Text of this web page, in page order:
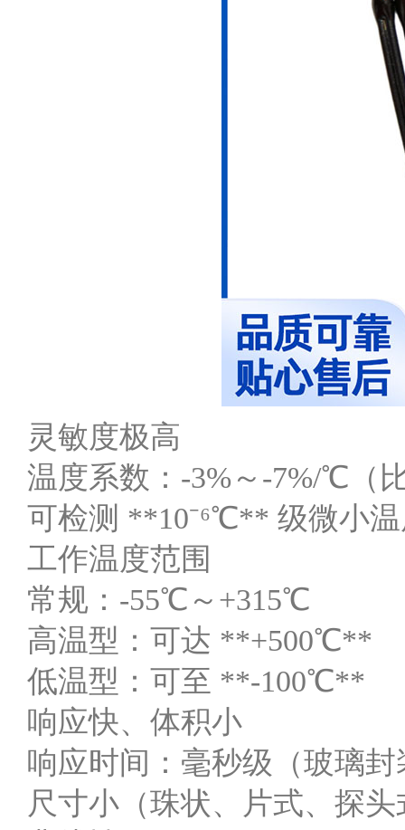
灵敏度极高
温度系数：-3%～-7%/℃（
可检测 **10⁻⁶℃** 级微小
工作温度范围
常规：-55℃～+315℃
高温型：可达 **+500℃**
低温型：可至 **-100℃**
响应快、体积小
响应时间：毫秒级（玻璃封
尺寸小（珠状、片式、探